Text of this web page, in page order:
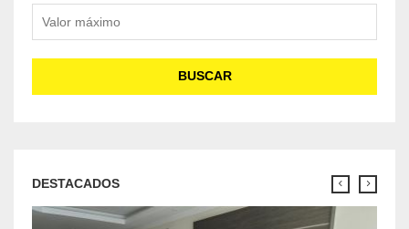
BUSCAR
DESTACADOS